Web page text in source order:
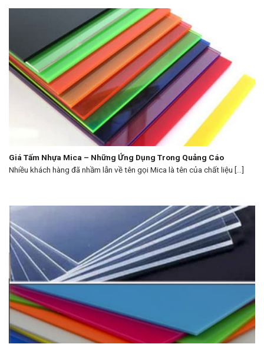
Giá Tấm Nhựa Mica – Những Ứng Dụng Trong Quảng Cáo
Nhiều khách hàng đã nhầm lẫn về tên gọi Mica là tên của chất liệu [...]